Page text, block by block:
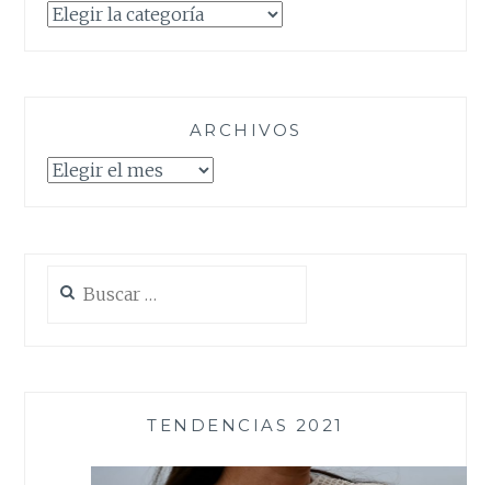
Categorías
ARCHIVOS
Archivos
TENDENCIAS 2021